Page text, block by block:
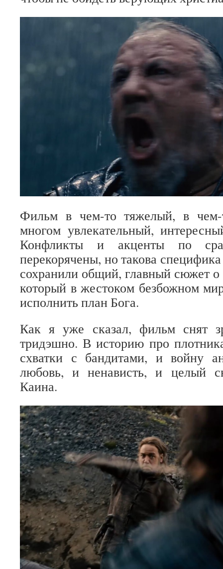
Фильм в чем-то тяжелый, в
многом увлекательный,
Конфликты и акценты по
перекорячены, но такова
сохранили общий, главный сюжет о
который в жестоком безбожном
исполнить план Бога.
Как я уже сказал, фильм снят
тридэшно. В историю про
схватки с бандитами, и войну
любовь, и ненависть, и целый
Каина.